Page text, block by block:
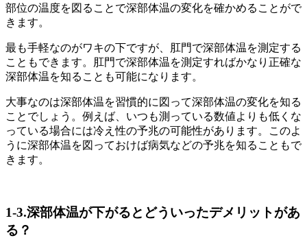
部位の温度を図ることで深部体温の変化を確かめることがで
きます。
最も手軽なのがワキの下ですが、肛門で深部体温を測定する
こともできます。肛門で深部体温を測定すればかなり正確な
深部体温を知ることも可能になります。
大事なのは深部体温を習慣的に図って深部体温の変化を知る
ことでしょう。例えば、いつも測っている数値よりも低くな
っている場合には冷え性の予兆の可能性があります。このよ
うに深部体温を図っておけば病気などの予兆を知ることもで
きます。
1-3.深部体温が下がるとどういったデメリットがあ
る？